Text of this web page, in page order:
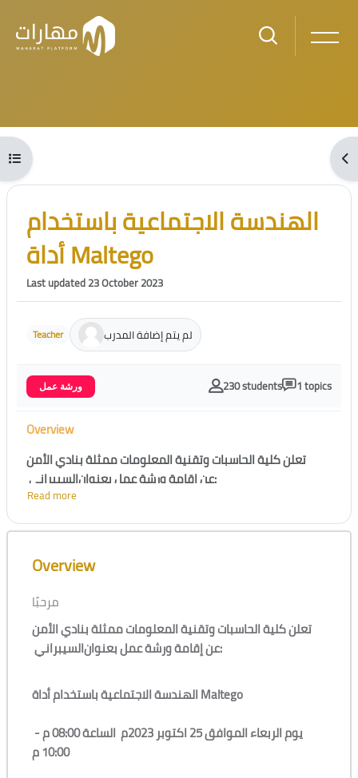
Skip to main content
Blocks
Open course index
Blocks
Skip [Cocoon] Course Intro
الهندسة الاجتماعية باستخدام
أداة Maltego
Last updated 23 October 2023
Teacher لم يتم إضافة المدرب
ورشة عمل 230 students 1 topics
Overview
تعلن كلية الحاسبات وتقنية المعلومات ممثلة بنادي الأمن
السيبرانيعن إقامة ورشة عمل بعنوان:
الهندسة الاجتماعية باستخدام أداة Maltego
تقديم /سميرة الغامدي - شروق الثبيتي
Read more
Skip [Cocoon] Course Overview
Overview
مرحبًا
تعلن كلية الحاسبات وتقنية المعلومات ممثلة بنادي الأمن
السيبرانيعن إقامة ورشة عمل بعنوان:
الهندسة الاجتماعية باستخدام أداة Maltego
10:00 م